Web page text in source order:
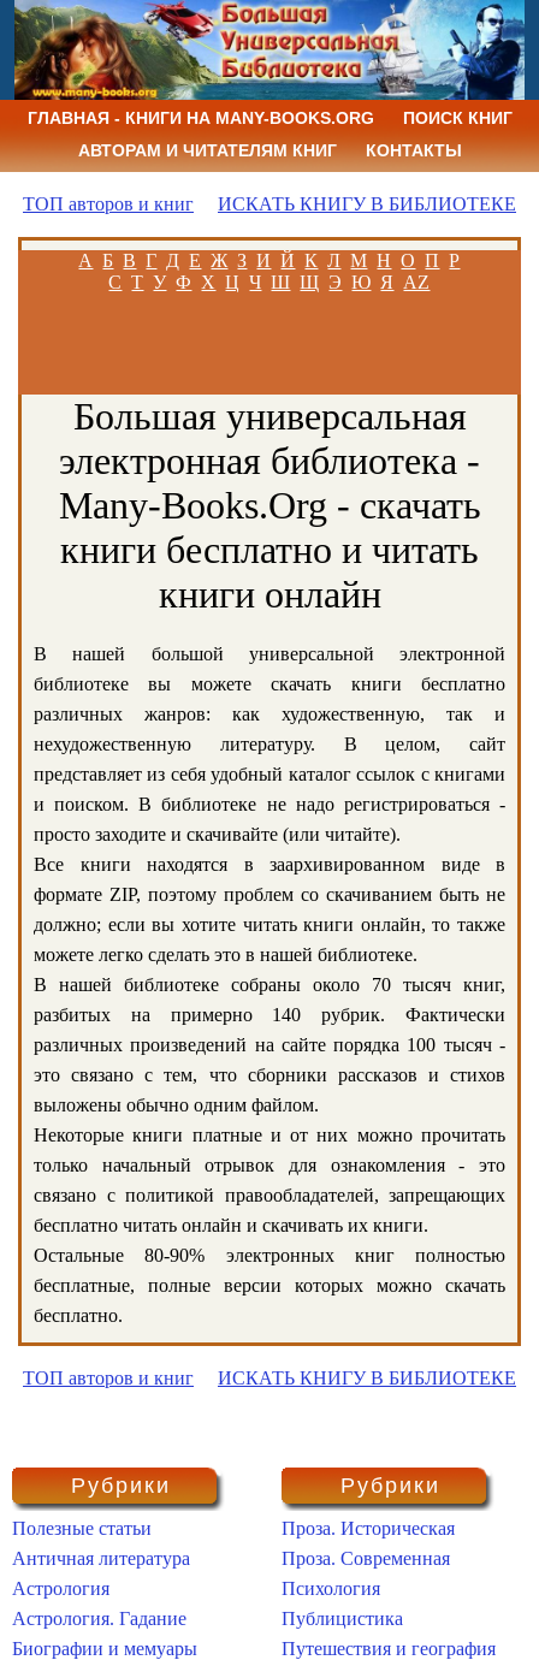
ГЛАВНАЯ - КНИГИ НА MANY-BOOKS.ORG
ПОИСК КНИГ
АВТОРАМ И ЧИТАТЕЛЯМ КНИГ
КОНТАКТЫ
ТОП авторов и книг ИСКАТЬ КНИГУ В БИБЛИОТЕКЕ
А Б В Г Д Е Ж З И Й К Л М Н О П Р
С Т У Ф Х Ц Ч Ш Щ Э Ю Я AZ
Большая универсальная
электронная библиотека -
Many-Books.Org - скачать
книги бесплатно и читать
книги онлайн
В нашей большой универсальной электронной
библиотеке вы можете скачать книги бесплатно
различных жанров: как художественную, так и
нехудожественную литературу. В целом, сайт
представляет из себя удобный каталог ссылок с книгами
и поиском. В библиотеке не надо регистрироваться -
просто заходите и скачивайте (или читайте).
Все книги находятся в заархивированном виде в
формате ZIP, поэтому проблем со скачиванием быть не
должно; если вы хотите читать книги онлайн, то также
можете легко сделать это в нашей библиотеке.
В нашей библиотеке собраны около 70 тысяч книг,
разбитых на примерно 140 рубрик. Фактически
различных произведений на сайте порядка 100 тысяч -
это связано с тем, что сборники рассказов и стихов
выложены обычно одним файлом.
Некоторые книги платные и от них можно прочитать
только начальный отрывок для ознакомления - это
связано с политикой правообладателей, запрещающих
бесплатно читать онлайн и скачивать их книги.
Остальные 80-90% электронных книг полностью
бесплатные, полные версии которых можно скачать
бесплатно.
ТОП авторов и книг ИСКАТЬ КНИГУ В БИБЛИОТЕКЕ
Рубрики
Полезные статьи
Античная литература
Астрология
Астрология. Гадание
Биографии и мемуары
Рубрики
Проза. Историческая
Проза. Современная
Психология
Публицистика
Путешествия и география